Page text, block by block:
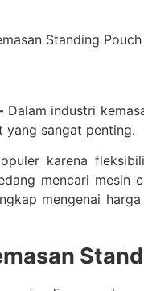
Dalam industri
yang sangat penting.
karena
mencari mesin
mengenai